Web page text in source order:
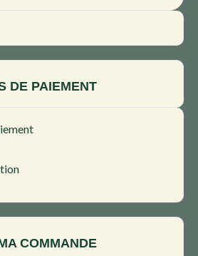
DE PAIEMENT
COMMANDE